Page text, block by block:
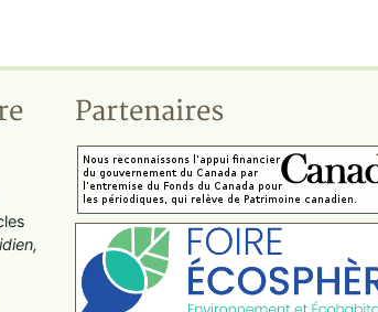
Partenaires